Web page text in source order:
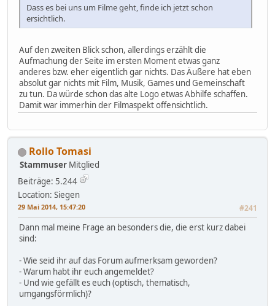
Dass es bei uns um Filme geht, finde ich jetzt schon
ersichtlich.
Auf den zweiten Blick schon, allerdings erzählt die
Aufmachung der Seite im ersten Moment etwas ganz
anderes bzw. eher eigentlich gar nichts. Das Äußere hat eben
absolut gar nichts mit Film, Musik, Games und Gemeinschaft
zu tun. Da würde schon das alte Logo etwas Abhilfe schaffen.
Damit war immerhin der Filmaspekt offensichtlich.
Rollo Tomasi
Stammuser Mitglied
Beiträge: 5.244
Location: Siegen
29 Mai 2014, 15:47:20 #241
Dann mal meine Frage an besonders die, die erst kurz dabei
sind:
- Wie seid ihr auf das Forum aufmerksam geworden?
- Warum habt ihr euch angemeldet?
- Und wie gefällt es euch (optisch, thematisch,
umgangsförmlich)?